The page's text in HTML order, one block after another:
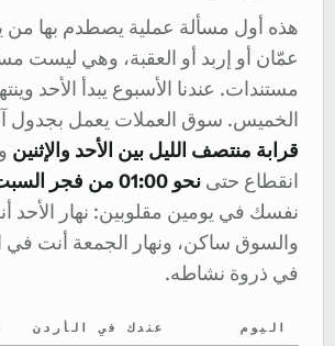
هذه أول مسألة عملية يصطدم بها من
عمّان أو إربد أو العقبة، وهي ليست
مستندات. عندنا الأسبوع يبدأ الأحد
الخميس. سوق العملات يعمل بجدول
قرابة منتصف الليل بين الأحد والإثنين
انقطاع حتى نحو 01:00 من فجر السبت
نفسك في يومين مقلوبين: نهار الأحد
والسوق ساكن، ونهار الجمعة أنت في
في ذروة نشاطه.
اليوم عندك في الأردن